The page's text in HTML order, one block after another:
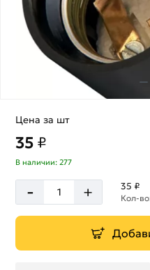
Цена за шт
35 ₽
В наличии: 277
- + 35 ₽
Кол-